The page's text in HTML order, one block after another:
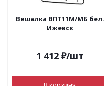
Вешалка ВПТ11М/МБ бел.
Ижевск
1 412₽/шт